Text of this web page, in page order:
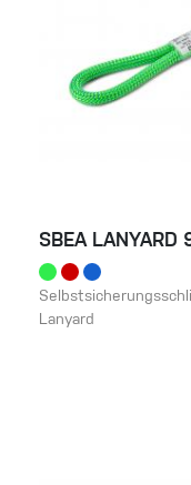
SBEA
Lanyard